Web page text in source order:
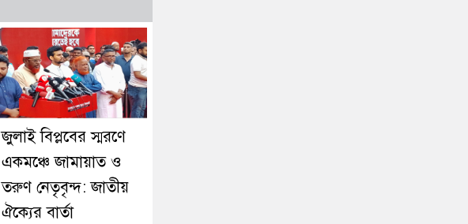
জুলাই বিপ্লবের স্মরণে
একমঞ্চে জামায়াত ও
তরুণ নেতৃবৃন্দ: জাতীয়
ঐক্যের বার্তা